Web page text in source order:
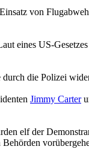
von
eines US-
die Polizei
Jimmy Carter
elf der